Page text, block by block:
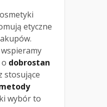
etyczne
dobrostan
stosujące
wybór to